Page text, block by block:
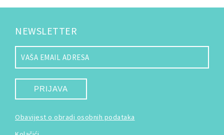
NEWSLETTER
PRIJAVA
Obavijest o obradi osobnih podataka